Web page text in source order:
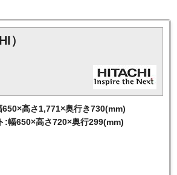
）
高さ1,771×奥行き730(mm)
:幅650×高さ720×奥行299(mm)